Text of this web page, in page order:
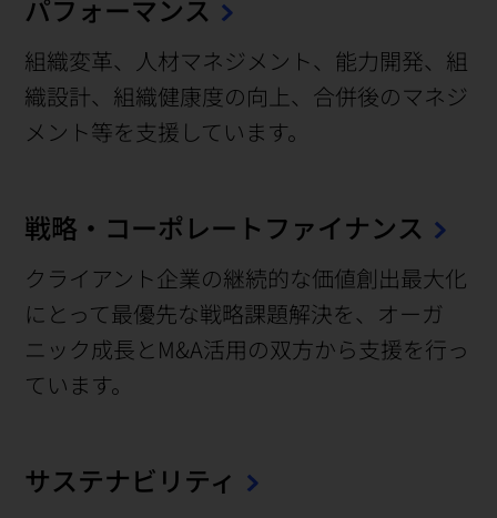
パフォーマンス
組織変革、人材マネジメント、能力開発、組
織設計、組織健康度の向上、合併後のマネジ
メント等を支援しています。
戦略・コーポレートファイナンス
クライアント企業の継続的な価値創出最大化
にとって最優先な戦略課題解決を、オーガ
ニック成長とM&A活用の双方から支援を行っ
ています。
サステナビリティ